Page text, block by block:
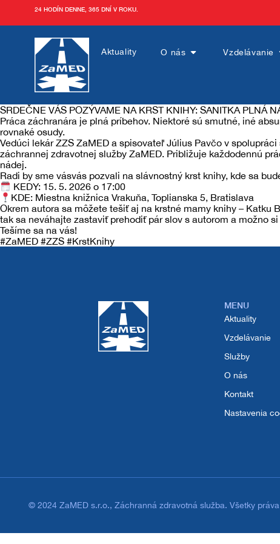
24 HODÍN DENNE, 365 DNÍ V ROKU.
Aktuality O nás Vzdelávanie
Aktuality
O nás
O ZaMEDe
História
Autonómna mobilná stanica záchrannej
Vzdelávanie
Tréningové centrum
Služby
Tréningové centrum
SRDEČNE VÁS POZÝVAME NA KRST KNIHY: SANITKA PLNÁ
Práca záchranára je plná príbehov. Niektoré sú smutné, iné
rovnaké osudy.
Vedúci lekár ZZS ZaMED a spisovateľ Július Pavčo v
záchrannej zdravotnej služby ZaMED. Približuje každodennú
nádej.
Radi by sme vásvás pozvali na slávnostný krst knihy, kde sa
KEDY: 15. 5. 2026 o 17:00
KDE: Miestna knižnica Vrakuňa, Toplianska 5, Bratislava
Okrem autora sa môžete tešiť aj na krstné mamy knihy – Katku
tak sa neváhajte zastaviť prehodiť pár slov s autorom a možno
Tešíme sa na vás!
#ZaMED #ZZS #KrstKnihy
MENU
Aktuality
Vzdelávanie
Služby
O nás
Kontakt
Nastavenia
© 2024 ZaMED s.r.o., Záchranná zdravotná služba. Všetky